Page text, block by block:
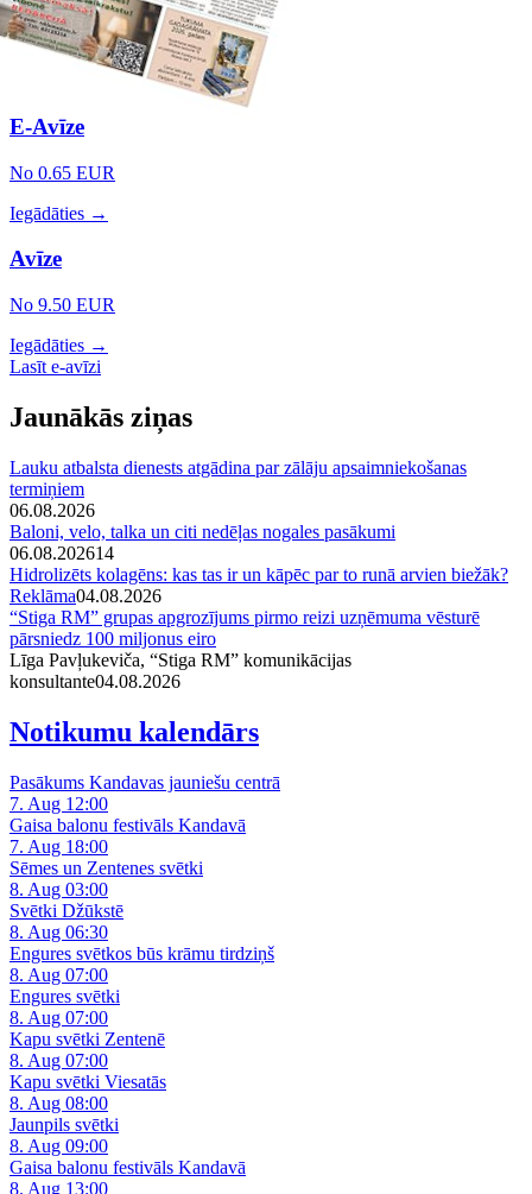
E-Avīze
No 0.65 EUR
Iegādāties →
Avīze
No 9.50 EUR
Iegādāties →
Lasīt e-avīzi
Jaunākās ziņas
Lauku atbalsta dienests atgādina par zālāju apsaimniekošanas
termiņiem
06.08.2026
Baloni, velo, talka un citi nedēļas nogales pasākumi
06.08.202614
Hidrolizēts kolagēns: kas tas ir un kāpēc par to runā arvien biežāk?
Reklāma04.08.2026
“Stiga RM” grupas apgrozījums pirmo reizi uzņēmuma vēsturē
pārsniedz 100 miljonus eiro
Līga Pavļukeviča, “Stiga RM” komunikācijas
konsultante04.08.2026
Notikumu kalendārs
Pasākums Kandavas jauniešu centrā
7. Aug 12:00
Gaisa balonu festivāls Kandavā
7. Aug 18:00
Sēmes un Zentenes svētki
8. Aug 03:00
Svētki Džūkstē
8. Aug 06:30
Engures svētkos būs krāmu tirdziņš
8. Aug 07:00
Engures svētki
8. Aug 07:00
Kapu svētki Zentenē
8. Aug 07:00
Kapu svētki Viesatās
8. Aug 08:00
Jaunpils svētki
8. Aug 09:00
Gaisa balonu festivāls Kandavā
8. Aug 13:00